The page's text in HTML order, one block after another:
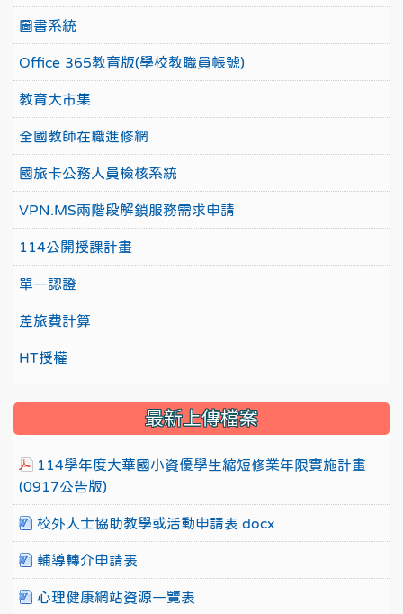
圖書系統
Office 365教育版(學校教職員帳號)
教育大市集
全國教師在職進修網
國旅卡公務人員檢核系統
VPN.MS兩階段解鎖服務需求申請
114公開授課計畫
單一認證
差旅費計算
HT授權
最新上傳檔案
114學年度大華國小資優學生縮短修業年限實施計畫
(0917公告版)
校外人士協助教學或活動申請表.docx
輔導轉介申請表
心理健康網站資源一覽表